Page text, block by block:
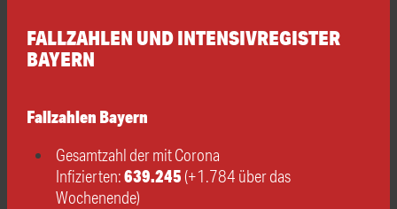
FALLZAHLEN UND INTENSIVREGISTER
BAYERN
Fallzahlen Bayern
Gesamtzahl der mit Corona
Infizierten:639.245 (+1.784 über das
Wochenende)